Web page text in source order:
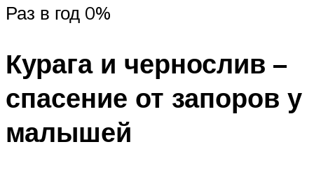
Раз в год 0%
Курага и чернослив –
спасение от запоров у
малышей